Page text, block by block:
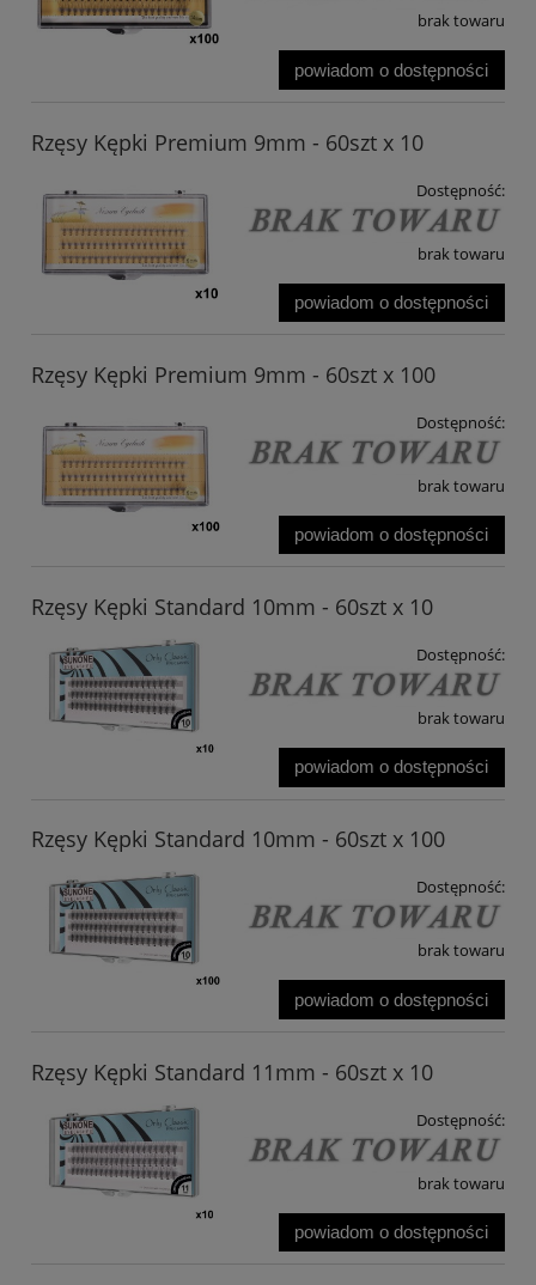
brak towaru
powiadom o dostępności
Rzęsy Kępki Premium 9mm - 60szt x 10
Dostępność:
brak towaru
powiadom o dostępności
Rzęsy Kępki Premium 9mm - 60szt x 100
Dostępność:
brak towaru
powiadom o dostępności
Rzęsy Kępki Standard 10mm - 60szt x 10
Dostępność:
brak towaru
powiadom o dostępności
Rzęsy Kępki Standard 10mm - 60szt x 100
Dostępność:
brak towaru
powiadom o dostępności
Rzęsy Kępki Standard 11mm - 60szt x 10
Dostępność:
brak towaru
powiadom o dostępności